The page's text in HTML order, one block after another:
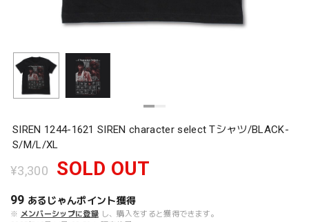
SIREN 1244-1621 SIREN character select Tシャツ/BLACK-
S/M/L/XL
¥3,300 SOLD OUT
99 あるじゃんポイント獲得
※ メンバーシップに登録 し、購入をすると獲得できます。